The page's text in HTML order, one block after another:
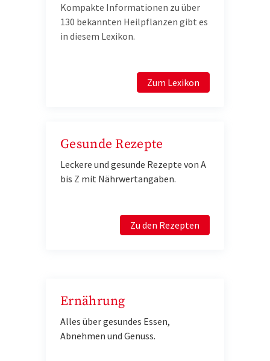
Kompakte Informationen zu über
130 bekannten Heilpflanzen gibt es
in diesem Lexikon.
Zum Lexikon
Gesunde Rezepte
Leckere und gesunde Rezepte von A
bis Z mit Nährwertangaben.
Zu den Rezepten
Ernährung
Alles über gesundes Essen,
Abnehmen und Genuss.